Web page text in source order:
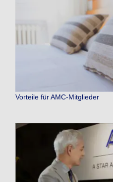
Vorteile für AMC-Mitglieder